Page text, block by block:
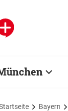
Bayern